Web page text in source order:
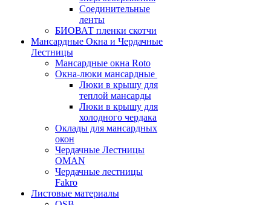
Соединительные
ленты
БИОВАТ пленки скотчи
Мансардные Окна и Чердачные
Лестницы
Мансардные окна Roto
Окна-люки мансардные
Люки в крышу для
теплой мансарды
Люки в крышу для
холодного чердака
Оклады для мансардных
окон
Чердачные Лестницы
OMAN
Чердачные лестницы
Fakro
Листовые материалы